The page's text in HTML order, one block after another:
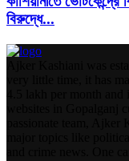
বিরুদ্ধে...